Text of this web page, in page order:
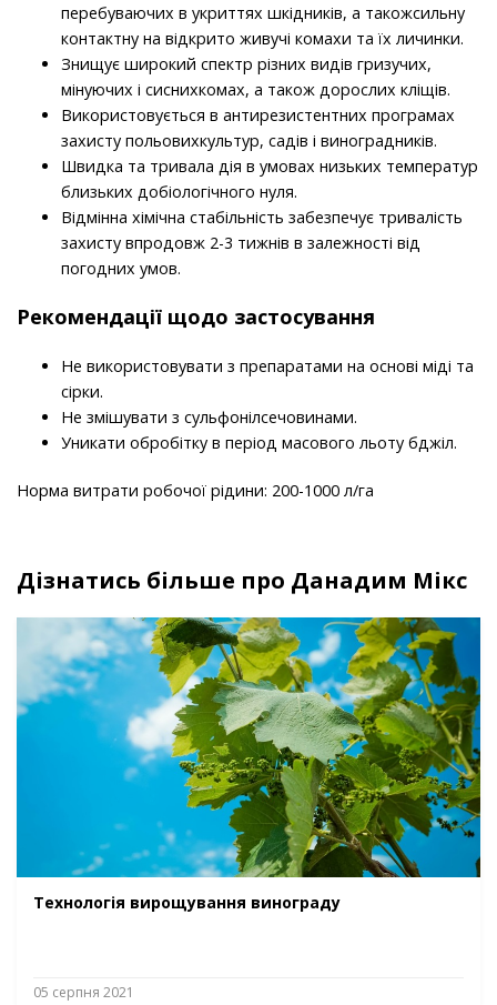
перебуваючих в укриттях шкідників, а такожсильну
контактну на відкрито живучі комахи та їх личинки.
Знищує широкий спектр різних видів гризучих,
мінуючих і сиснихкомах, а також дорослих кліщів.
Використовується в антирезистентних програмах
захисту польовихкультур, садів і виноградників.
Швидка та тривала дія в умовах низьких температур
близьких добіологічного нуля.
Відмінна хімічна стабільність забезпечує тривалість
захисту впродовж 2-3 тижнів в залежності від
погодних умов.
Рекомендації щодо застосування
Не використовувати з препаратами на основі міді та
сірки.
Не змішувати з сульфонілсечовинами.
Уникати обробітку в період масового льоту бджіл.
Норма витрати робочої рідини: 200-1000 л/га
Дізнатись більше про Данадим Мікс
Технологія вирощування винограду
05 серпня 2021